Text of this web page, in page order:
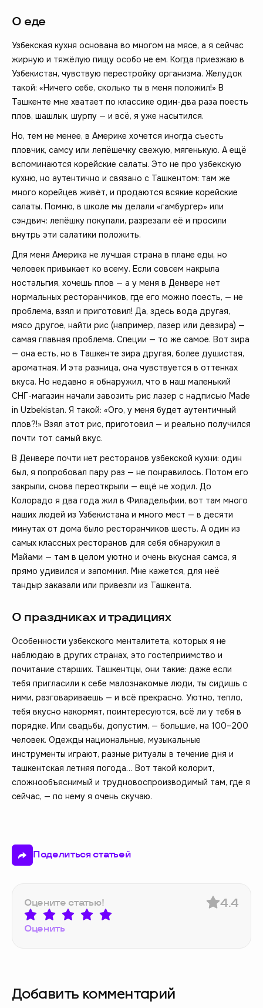
О еде
Узбекская кухня основана во многом на мясе, а я сейчас
жирную и тяжёлую пищу особо не ем. Когда приезжаю в
Узбекистан, чувствую перестройку организма. Желудок
такой: «Ничего себе, сколько ты в меня положил!» В
Ташкенте мне хватает по классике один-два раза поесть
плов, шашлык, шурпу — и всё, я уже насытился.
Но, тем не менее, в Америке хочется иногда съесть
пловчик, самсу или лепёшечку свежую, мягенькую. А ещё
вспоминаются корейские салаты. Это не про узбекскую
кухню, но аутентично и связано с Ташкентом: там же
много корейцев живёт, и продаются всякие корейские
салаты. Помню, в школе мы делали «гамбургер» или
сэндвич: лепёшку покупали, разрезали её и просили
внутрь эти салатики положить.
Для меня Америка не лучшая страна в плане еды, но
человек привыкает ко всему. Если совсем накрыла
ностальгия, хочешь плов — а у меня в Денвере нет
нормальных ресторанчиков, где его можно поесть, — не
проблема, взял и приготовил! Да, здесь вода другая,
мясо другое, найти рис (например, лазер или девзира) —
самая главная проблема. Специи — то же самое. Вот зира
— она есть, но в Ташкенте зира другая, более душистая,
ароматная. И эта разница, она чувствуется в оттенках
вкуса. Но недавно я обнаружил, что в наш маленький
СНГ-магазин начали завозить рис лазер с надписью Made
in Uzbekistan. Я такой: «Ого, у меня будет аутентичный
плов?!» Взял этот рис, приготовил — и реально получился
почти тот самый вкус.
В Денвере почти нет ресторанов узбекской кухни: один
был, я попробовал пару раз — не понравилось. Потом его
закрыли, снова переоткрыли — ещё не ходил. До
Колорадо я два года жил в Филадельфии, вот там много
наших людей из Узбекистана и много мест — в десяти
минутах от дома было ресторанчиков шесть. А один из
самых классных ресторанов для себя обнаружил в
Майами — там в целом уютно и очень вкусная самса, я
прямо удивился и запомнил. Мне кажется, для неё
тандыр заказали или привезли из Ташкента.
О праздниках и традициях
Особенности узбекского менталитета, которых я не
наблюдаю в других странах, это гостеприимство и
почитание старших. Ташкентцы, они такие: даже если
тебя пригласили к себе малознакомые люди, ты сидишь с
ними, разговариваешь — и всё прекрасно. Уютно, тепло,
тебя вкусно накормят, поинтересуются, всё ли у тебя в
порядке. Или свадьбы, допустим, — большие, на 100–200
человек. Одежды национальные, музыкальные
инструменты играют, разные ритуалы в течение дня и
ташкентская летняя погода… Вот такой колорит,
сложнообъяснимый и трудновоспроизводимый там, где я
сейчас, — по нему я очень скучаю.
Поделиться статьей
Оцените статью!
Оценить
4.4
Добавить комментарий